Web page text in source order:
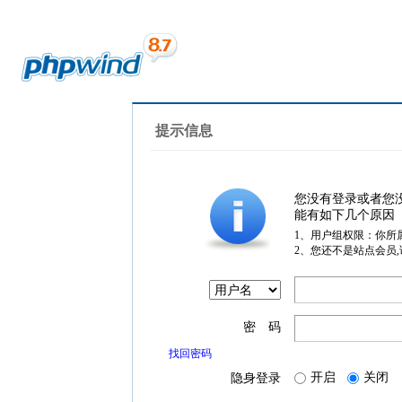
提示信息
您没有登录或者您
能有如下几个原因
1、用户组权限：你所
2、您还不是站点会员
密 码
找回密码
隐身登录 开启 关闭